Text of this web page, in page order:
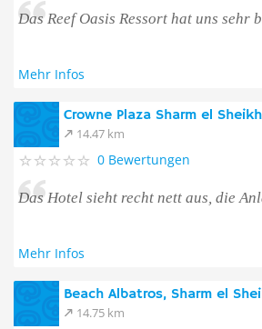
Das Reef Oasis Ressort hat uns sehr
Mehr Infos
Crowne Plaza Sharm el
14.47 km
0 Bewertungen
Das Hotel sieht recht nett aus, die
Mehr Infos
Beach Albatros, Sharm el
14.75 km